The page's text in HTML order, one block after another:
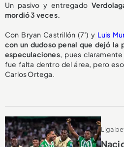
Un pasivo y entregado
mordió 3 veces.
Con Bryan Castrillón (7’) y Luis
con un dudoso penal que dejó la
especulaciones, pues
fue falta dentro del área, pero
Carlos Ortega.
Liga